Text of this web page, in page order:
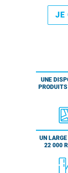
JE
UNE
UN LARGE
22 000